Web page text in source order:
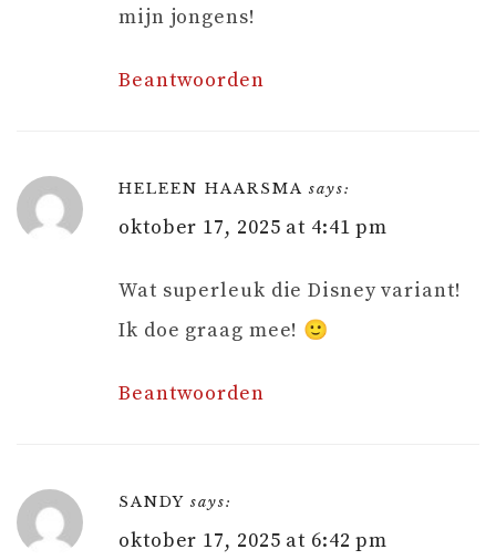
mijn jongens!
Beantwoorden
HELEEN HAARSMA says:
oktober 17, 2025 at 4:41 pm
Wat superleuk die Disney variant!
Ik doe graag mee! 🙂
Beantwoorden
SANDY says:
oktober 17, 2025 at 6:42 pm